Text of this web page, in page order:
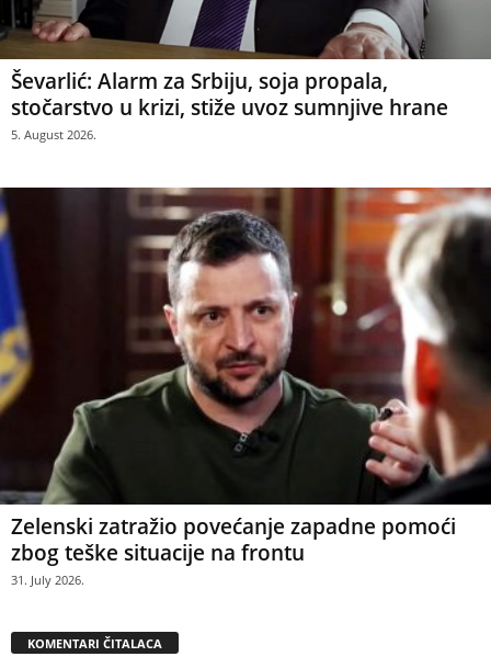
Ševarlić: Alarm za Srbiju, soja propala,
stočarstvo u krizi, stiže uvoz sumnjive hrane
5. August 2026.
Zelenski zatražio povećanje zapadne pomoći
zbog teške situacije na frontu
31. July 2026.
KOMENTARI ČITALACA